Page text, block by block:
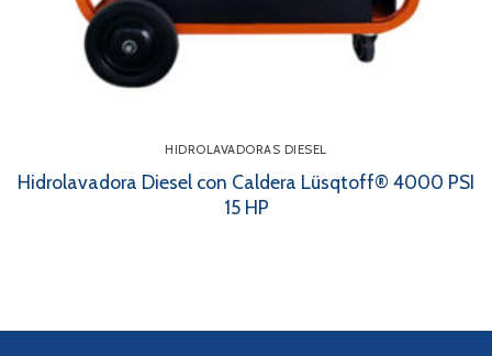
HIDROLAVADORAS DIESEL
Hidrolavadora Diesel con Caldera Lüsqtoff® 4000 PSI
15 HP